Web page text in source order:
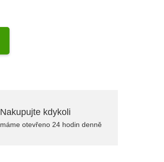
Nakupujte kdykoli
máme otevřeno 24 hodin denně